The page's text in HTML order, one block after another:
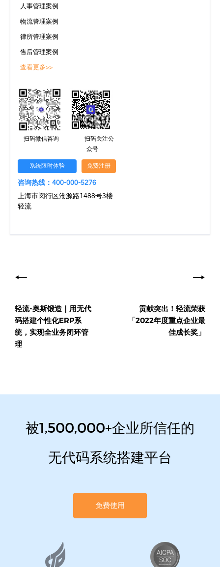
人事管理案例
物流管理案例
律所管理案例
售后管理案例
查看更多>>
扫码微信咨询
扫码关注公
众号
系统限时体验 免费注册
咨询热线：400-000-5276
上海市闵行区沧源路1488号3楼
轻流
章
导
航轻流-奥斯锻造｜用无代
码搭建个性化ERP系
统，实现全业务闭环管
理
贡献突出！轻流荣获
「2022年度重点企业最
佳成长奖」
被1,500,000+企业所信任的
无代码系统搭建平台
免费使用